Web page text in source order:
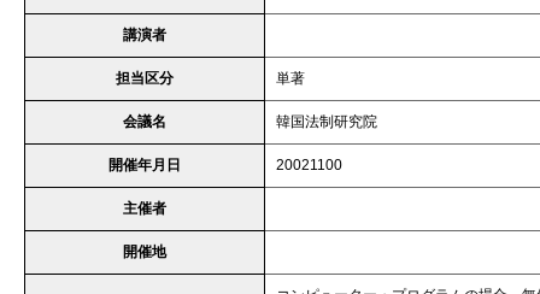
講演者
担当区分 単著
会議名 韓国法制研究院
開催年月日 20021100
主催者
開催地